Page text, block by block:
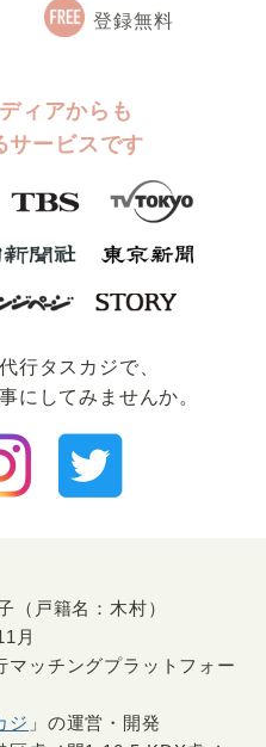
登録無料
ィアからも
サービスです
⾏タスカジで、
にしてみませんか。
（戸籍名：木村）
月
マッチングプラットフォー
ジ 」の運営・開発